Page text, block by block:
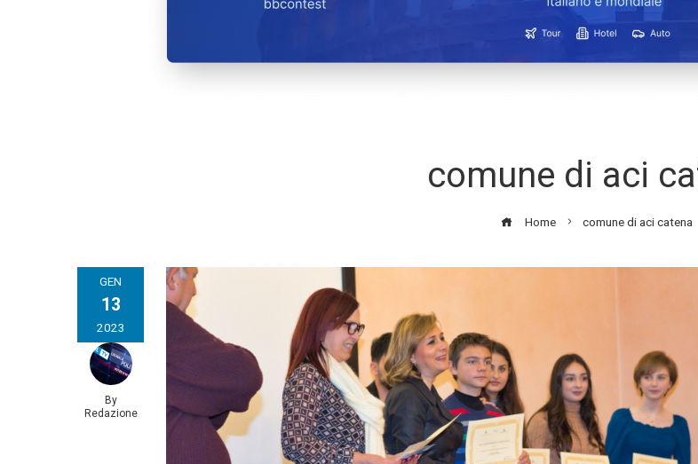
comune di aci
Home comune di aci catena
GEN
13
2023
By
Redazione